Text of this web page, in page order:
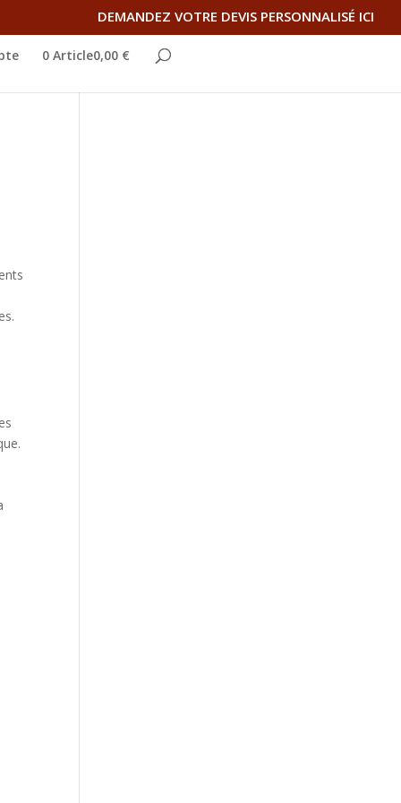
DEMANDEZ VOTRE DEVIS PERSONNALISÉ ICI
0 Article0,00 €